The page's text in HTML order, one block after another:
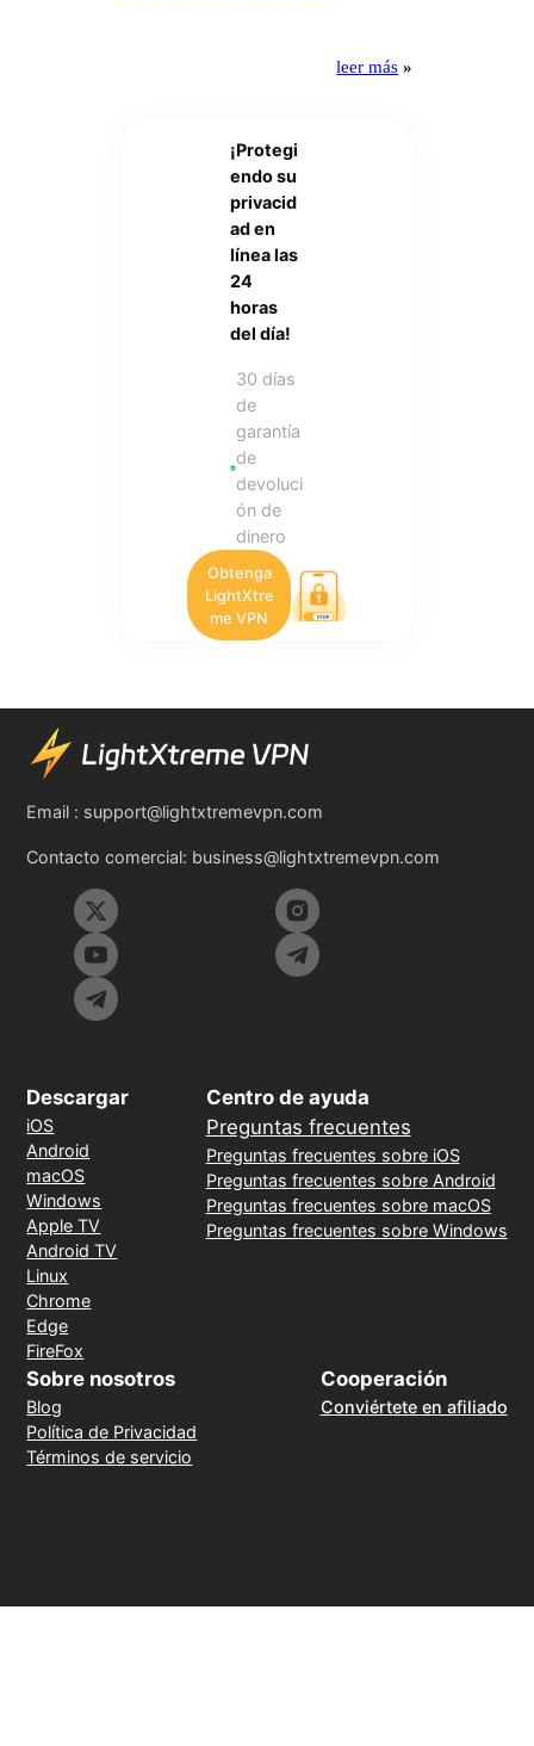
leer más »
¡Protegi
endo su
privacid
ad en
línea las
24
horas
del día!
30 días
de
garantía
de
devoluci
ón de
dinero
Obtenga
LightXtre
me VPN
Email : support@lightxtremevpn.com
Contacto comercial: business@lightxtremevpn.com
Descargar
iOS
Android
macOS
Windows
Apple TV
Android TV
Linux
Chrome
Edge
FireFox
Centro de ayuda
Preguntas frecuentes
Preguntas frecuentes sobre iOS
Preguntas frecuentes sobre Android
Preguntas frecuentes sobre macOS
Preguntas frecuentes sobre Windows
Sobre nosotros
Blog
Política de Privacidad
Términos de servicio
Cooperación
Conviértete en afiliado